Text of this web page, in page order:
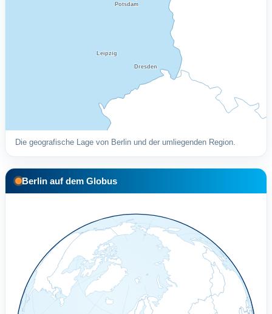
Potsdam
Dresden
Leipzig
Die geografische Lage von Berlin und der umliegenden Region.
Berlin auf dem Globus